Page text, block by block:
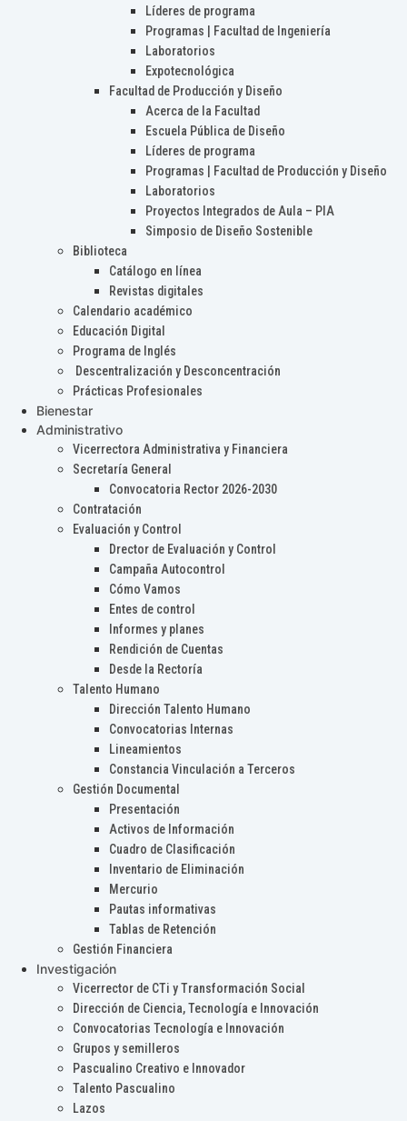
Líderes de programa
Programas | Facultad de Ingeniería
Laboratorios
Expotecnológica
Facultad de Producción y Diseño
Acerca de la Facultad
Escuela Pública de Diseño
Líderes de programa
Programas | Facultad de Producción y Diseño
Laboratorios
Proyectos Integrados de Aula – PIA
Simposio de Diseño Sostenible
Biblioteca
Catálogo en línea
Revistas digitales
Calendario académico
Educación Digital
Programa de Inglés
Descentralización y Desconcentración
Prácticas Profesionales
Bienestar
Administrativo
Vicerrectora Administrativa y Financiera
Secretaría General
Convocatoria Rector 2026-2030
Contratación
Evaluación y Control
Drector de Evaluación y Control
Campaña Autocontrol
Cómo Vamos
Entes de control
Informes y planes
Rendición de Cuentas
Desde la Rectoría
Talento Humano
Dirección Talento Humano
Convocatorias Internas
Lineamientos
Constancia Vinculación a Terceros
Gestión Documental
Presentación
Activos de Información
Cuadro de Clasificación
Inventario de Eliminación
Mercurio
Pautas informativas
Tablas de Retención
Gestión Financiera
Investigación
Vicerrector de CTi y Transformación Social
Dirección de Ciencia, Tecnología e Innovación
Convocatorias Tecnología e Innovación
Grupos y semilleros
Pascualino Creativo e Innovador
Talento Pascualino
Lazos